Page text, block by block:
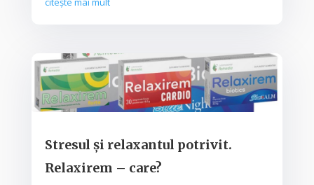
Stresul și relaxantul potrivit.
Relaxirem – care?